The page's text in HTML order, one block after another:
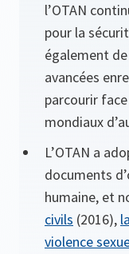
l’OTAN
pour la
également
avancées
parcourir
mondiaux
L’OTAN a
documents
humaine, et
civils (2016),
violence